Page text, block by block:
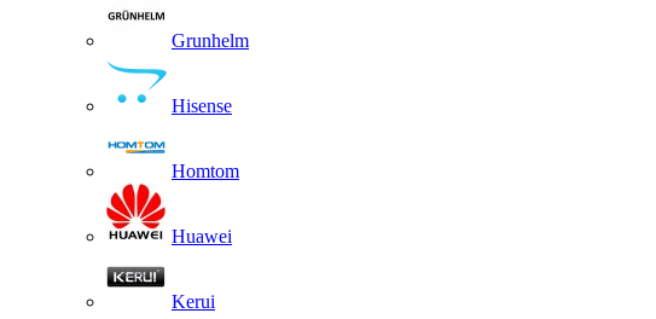
Grunhelm
Hisense
Homtom
Huawei
Kerui